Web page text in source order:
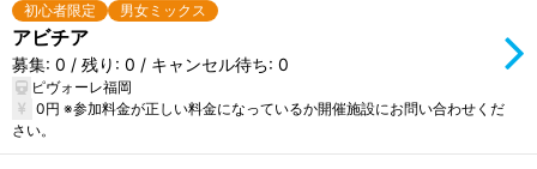
初心者限定 男女ミックス
アビチア
募集: 0 / 残り: 0 / キャンセル待ち: 0
ピヴォーレ福岡
0円 ※参加料金が正しい料金になっているか開催施設にお問い合わせくだ
さい。